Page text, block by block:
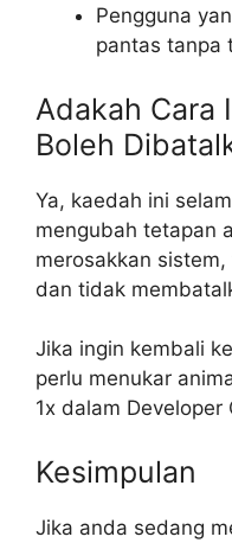
Pengguna
pantas tanpa
Adakah Cara
Boleh
Ya, kaedah ini
mengubah tetapan
merosakkan
dan tidak
Jika ingin kembali
perlu menukar
1x dalam Developer
Kesimpulan
Jika anda sedang